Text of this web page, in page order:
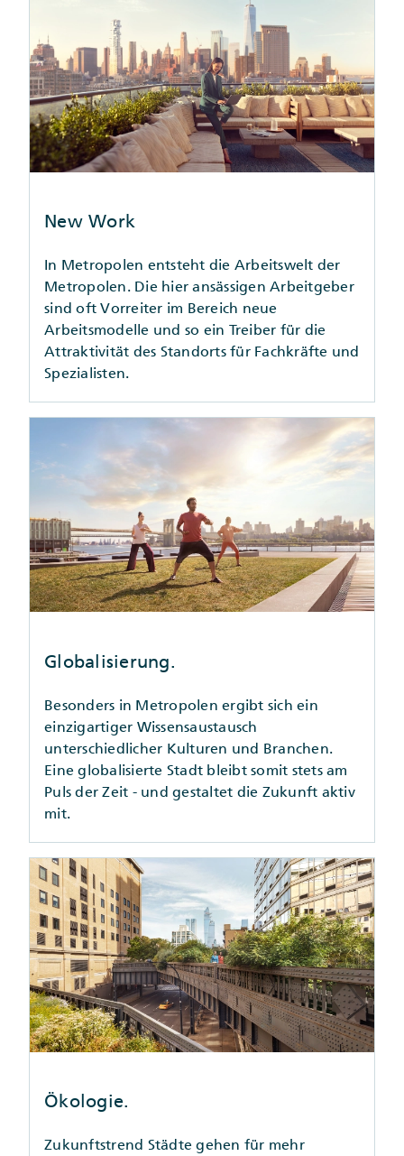
New Work
In Metropolen entsteht die Arbeitswelt der
Metropolen. Die hier ansässigen Arbeitgeber
sind oft Vorreiter im Bereich neue
Arbeitsmodelle und so ein Treiber für die
Attraktivität des Standorts für Fachkräfte und
Spezialisten.
Globalisierung.
Besonders in Metropolen ergibt sich ein
einzigartiger Wissensaustausch
unterschiedlicher Kulturen und Branchen.
Eine globalisierte Stadt bleibt somit stets am
Puls der Zeit - und gestaltet die Zukunft aktiv
mit.
Ökologie.
Zukunftstrend Städte gehen für mehr